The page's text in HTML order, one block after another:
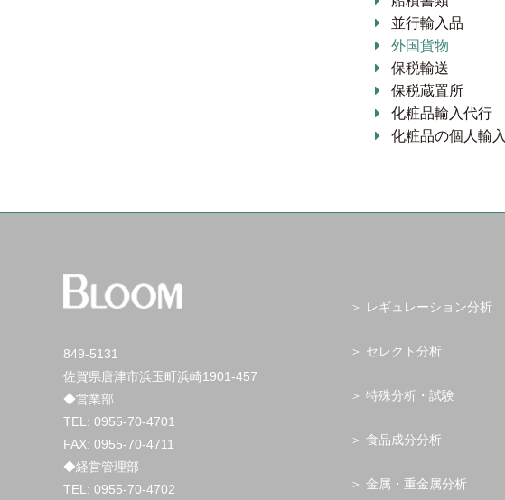
並行輸入品
外国貨物
保税輸送
保税蔵置所
化粧品輸入代行
化粧品の個人輸入
849-5131
佐賀県唐津市浜玉町浜崎1901-457
◆営業部
TEL: 0955-70-4701
FAX: 0955-70-4711
◆経営管理部
TEL: 0955-70-4702
レギュレーション分析
セレクト分析
特殊分析・試験
食品成分分析
金属・重金属分析